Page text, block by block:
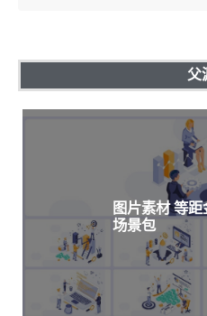
父
图片素材 等
场景包